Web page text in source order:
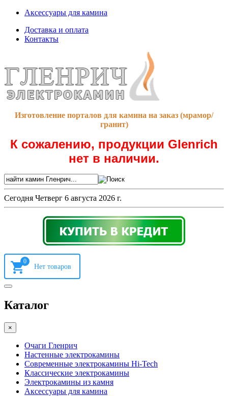
Аксессуары для камина
Доставка и оплата
Контакты
Изготовление порталов для камина на заказ (мрамор/
гранит)
К сожалению, продукции Glenrich
нет в наличии.
Сегодня Четверг 6 августа 2026 г.
0
Каталог
×
Очаги Гленрич
Настенные электрокамины
Современные электрокамины Hi-Tech
Классические электрокамины
Электрокамины из камня
Аксессуары для камина